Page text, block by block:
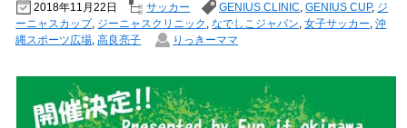
2018年11月22日 サッカー GENIUS CLINIC,GENIUS CUP, ジ
ーニャスカップ, ジーニャスクリニック ,なでしこジャパン,女子サッカー,沖
縄スポーツ広場,高良亮子 りっきーママ